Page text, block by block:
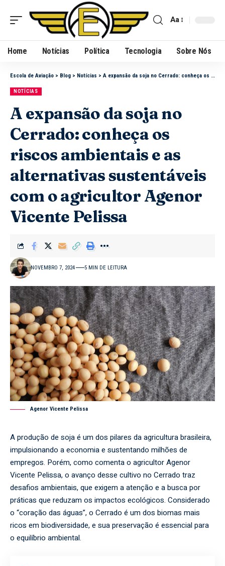
Aa
Home Notícias Política Tecnologia Sobre Nós
Escola de Aviação > Blog > Notícias > A expansão da soja no Cerrado: conheça os riscos ambientais e as alternativas sustentáveis com o agricultor Agenor Vicente Pelissa
NOTÍCIAS
A expansão da soja no
Cerrado: conheça os
riscos ambientais e as
alternativas sustentáveis
com o agricultor Agenor
Vicente Pelissa
NOVEMBRO 7, 2024 5 MIN DE LEITURA
Agenor Vicente Pelissa
A produção de soja é um dos pilares da agricultura brasileira,
impulsionando a economia e sustentando milhões de
empregos. Porém, como comenta o agricultor Agenor
Vicente Pelissa, o avanço desse cultivo no Cerrado traz
desafios ambientais, que exigem a atenção e a busca por
práticas que reduzam os impactos ecológicos. Considerado
o “coração das águas”, o Cerrado é um dos biomas mais
ricos em biodiversidade, e sua preservação é essencial para
o equilíbrio ambiental.